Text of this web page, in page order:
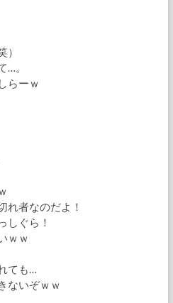
…。
らーｗ
れ者なのだよ！
しぐら！
ｗｗ
ても…
ないぞｗｗ